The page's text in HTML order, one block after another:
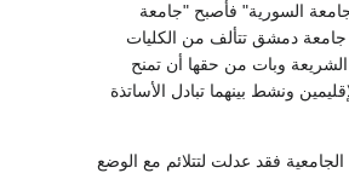
السورية" فأصبح "جامعة
لهذا القانون في عام 1959 أصبحت جامعة دمشق تتألف من الكليات
الشريعة وبات من حقها أن تمنح
ونشط بينهما تبادل الأساتذة
الجامعية فقد عدلت لتتلائم مع الوضع